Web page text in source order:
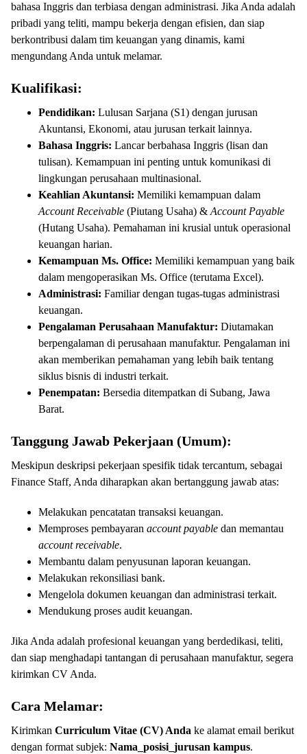
bahasa Inggris dan terbiasa dengan administrasi. Jika Anda adalah
pribadi yang teliti, mampu bekerja dengan efisien, dan siap
berkontribusi dalam tim keuangan yang dinamis, kami
mengundang Anda untuk melamar.
Kualifikasi:
Pendidikan: Lulusan Sarjana (S1) dengan jurusan
Akuntansi, Ekonomi, atau jurusan terkait lainnya.
Bahasa Inggris: Lancar berbahasa Inggris (lisan dan
tulisan). Kemampuan ini penting untuk komunikasi di
lingkungan perusahaan multinasional.
Keahlian Akuntansi: Memiliki kemampuan dalam
Account Receivable (Piutang Usaha) & Account Payable
(Hutang Usaha). Pemahaman ini krusial untuk operasional
keuangan harian.
Kemampuan Ms. Office: Memiliki kemampuan yang baik
dalam mengoperasikan Ms. Office (terutama Excel).
Administrasi: Familiar dengan tugas-tugas administrasi
keuangan.
Pengalaman Perusahaan Manufaktur: Diutamakan
berpengalaman di perusahaan manufaktur. Pengalaman ini
akan memberikan pemahaman yang lebih baik tentang
siklus bisnis di industri terkait.
Penempatan: Bersedia ditempatkan di Subang, Jawa
Barat.
Tanggung Jawab Pekerjaan (Umum):
Meskipun deskripsi pekerjaan spesifik tidak tercantum, sebagai
Finance Staff, Anda diharapkan akan bertanggung jawab atas:
Melakukan pencatatan transaksi keuangan.
Memproses pembayaran account payable dan memantau
account receivable.
Membantu dalam penyusunan laporan keuangan.
Melakukan rekonsiliasi bank.
Mengelola dokumen keuangan dan administrasi terkait.
Mendukung proses audit keuangan.
Jika Anda adalah profesional keuangan yang berdedikasi, teliti,
dan siap menghadapi tantangan di perusahaan manufaktur, segera
kirimkan CV Anda.
Cara Melamar:
Kirimkan Curriculum Vitae (CV) Anda ke alamat email berikut
dengan format subjek: Nama_posisi_jurusan kampus.